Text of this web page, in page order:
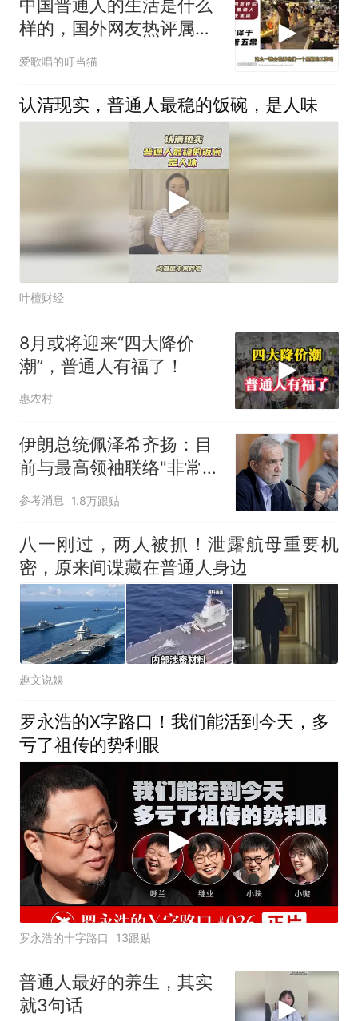
中国普通人的生活是什么
样的，国外网友热评属于
普通人的夜市
爱歌唱的叮当猫
认清现实，普通人最稳的饭碗，是人味
叶檀财经
8月或将迎来“四大降价
潮”，普通人有福了！
惠农村
伊朗总统佩泽希齐扬：目
前与最高领袖联络"非常困
难"
参考消息 1.8万跟贴
八一刚过，两人被抓！泄露航母重要机
密，原来间谍藏在普通人身边
趣文说娱
罗永浩的X字路口！我们能活到今天，多
亏了祖传的势利眼
罗永浩的十字路口 13跟贴
普通人最好的养生，其实
就3句话